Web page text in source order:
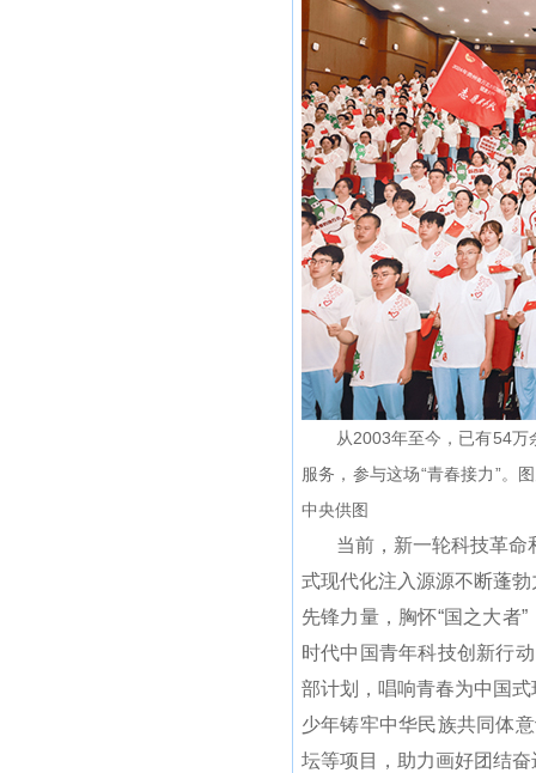
从2003年至今，已有54万余
服务，参与这场“青春接力”。
中央供图
当前，新一轮科技革命
式现代化注入源源不断蓬
先锋力量，胸怀“国之大者
时代中国青年科技创新行
部计划，唱响青春为中国
少年铸牢中华民族共同体
坛等项目，助力画好团结